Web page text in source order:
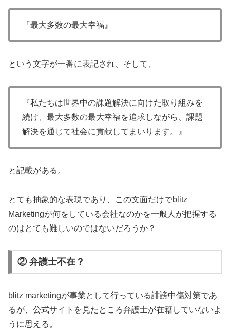
『最大多数の最大幸福』
という文字が一番に表記され、そして、
『私たちは世界中の課題解決に向けた取り組みを
続け、最大多数の最大幸福を追求しながら、課題
解決を通じて社会に貢献してまいります。』
と記載がある。
とても抽象的な表現であり、この文面だけでblitz
Marketingが何をしている会社なのかを一般人が把握する
のはとても難しいのではないだろうか？
② 弁護士不在？
blitz marketingが事業として行っている誹謗中傷対策であ
るが、公式サイトを見たところ弁護士が在籍していないよ
うに思える。